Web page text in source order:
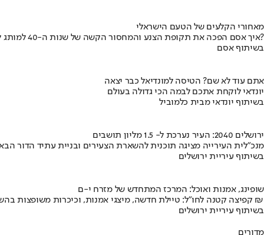
מאחורי הקלעים של הטעם הישראלי
איך אסם הפכה את תקופת הצנע והמחסור הקשה של שנות ה-40 למותג לאומי?
בשיתוף אסם
אתם עוד לא שם? הטיסה למונדיאל כבר יצאה
יונדאי לוקחת אתכם לבמה הכי גדולה בעולם
בשיתוף יונדאי מבית כלמוביל
ירושלים 2040: העיר נערכת ל- 1.5 מליון תושבים
מנכ"לית העירייה מציגה תוכנית להשארת הצעירים ובניית עתיד הדור
בשיתוף עיריית ירושלים
שופינג, אמנות ואוכל: המרכז המתחדש של מזרח י-ם
קפיצה קטנה לחו"ל: טיילת חדשה, מיצגי אמנות, וכיכרות משופצות בהשקעה של 100 מיליון ₪
בשיתוף עיריית ירושלים
מדורים